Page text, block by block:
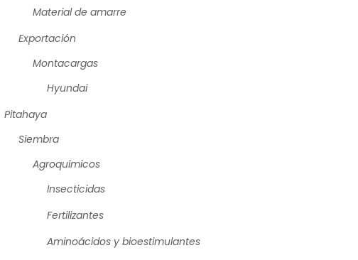
Material de amarre
Exportación
Montacargas
Hyundai
Pitahaya
Siembra
Agroquímicos
Insecticidas
Fertilizantes
Aminoácidos y bioestimulantes